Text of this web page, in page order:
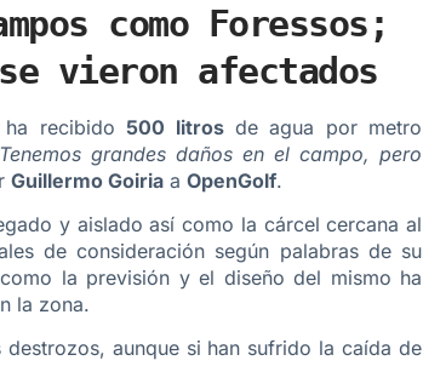
como Foressos;
vieron afectados
ha recibido500 litrosde agua por metro
grandes daños en el campo, pero
Guillermo Goiria a OpenGolf.
y aislado así como la cárcel cercana al
de consideración según palabras de su
la previsión y el diseño del mismo ha
la zona.
aunque si han sufrido la caída de